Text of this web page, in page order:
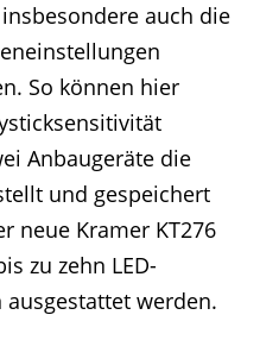
auch die
So können hier
Anbaugeräte die
und gespeichert
neue Kramer KT276
zu zehn LED-
werden.